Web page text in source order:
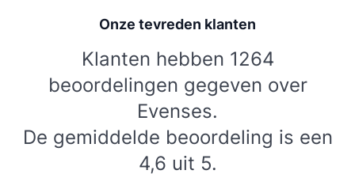
Onze tevreden klanten
Klanten hebben 1264
beoordelingen gegeven over
Evenses.
De gemiddelde beoordeling is een
4,6 uit 5.